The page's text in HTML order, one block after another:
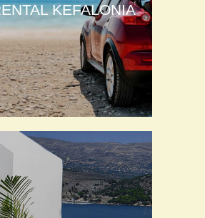
KEFALONIA